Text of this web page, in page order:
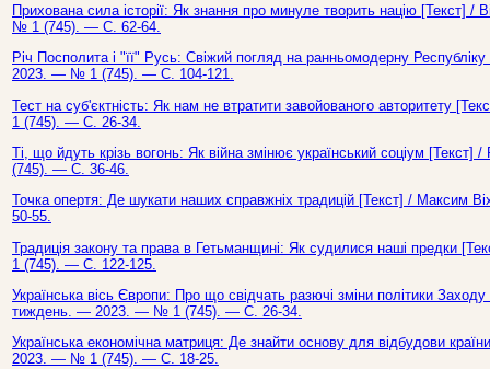
Прихована сила історії: Як знання про минуле творить націю [Текст]
№ 1 (745). — С. 62-64.
Річ Посполита і "її" Русь: Свіжий погляд на ранньомодерну
2023. — № 1 (745). — С. 104-121.
Тест на суб'єктність: Як нам не втратити завойованого авторитету
1 (745). — С. 26-34.
Ті, що йдуть крізь вогонь: Як війна змінює український соціум
(745). — С. 36-46.
Точка опертя: Де шукати наших справжніх традицій [Текст] /
50-55.
Традиція закону та права в Гетьманщині: Як судилися наші предки
1 (745). — С. 122-125.
Українська вісь Європи: Про що свідчать разючі зміни політики
тиждень. — 2023. — № 1 (745). — С. 26-34.
Українська економічна матриця: Де знайти основу для відбудови
2023. — № 1 (745). — С. 18-25.